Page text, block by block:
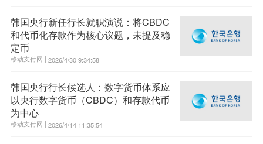
韩国央行新任行长就职演说：将CBDC
和代币化存款作为核心议题，未提及稳
定币
移动支付网 | 2026/4/30 9:34:58
韩国央行行长候选人：数字货币体系应
以央行数字货币（CBDC）和存款代币
为中心
移动支付网 | 2026/4/14 11:35:54